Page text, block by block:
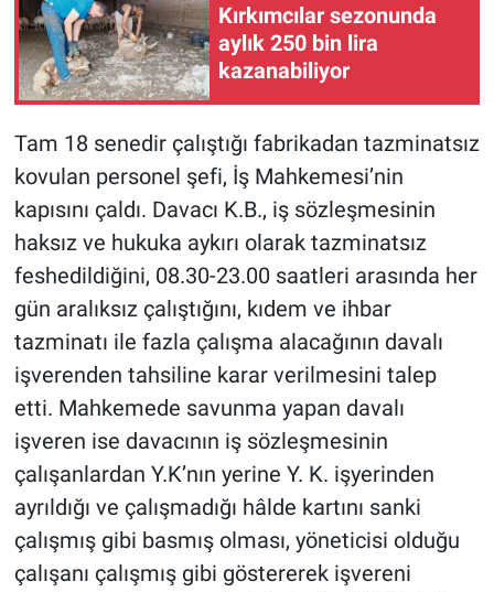
Kırkımcılar sezonunda
aylık 250 bin lira
kazanabiliyor
Tam 18 senedir çalıştığı fabrikadan tazminatsız
kovulan personel şefi, İş Mahkemesi’nin
kapısını çaldı. Davacı K.B., iş sözleşmesinin
haksız ve hukuka aykırı olarak tazminatsız
feshedildiğini, 08.30-23.00 saatleri arasında her
gün aralıksız çalıştığını, kıdem ve ihbar
tazminatı ile fazla çalışma alacağının davalı
işverenden tahsiline karar verilmesini talep
etti. Mahkemede savunma yapan davalı
işveren ise davacının iş sözleşmesinin
çalışanlardan Y.K’nın yerine Y. K. işyerinden
ayrıldığı ve çalışmadığı hâlde kartını sanki
çalışmış gibi basmış olması, yöneticisi olduğu
çalışanı çalışmış gibi göstererek işvereni